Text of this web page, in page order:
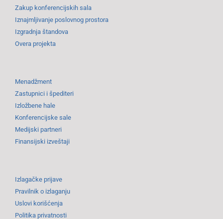
Zakup konferencijskih sala
Iznajmljivanje poslovnog prostora
Izgradnja štandova
Overa projekta
Menadžment
Zastupnici i špediteri
Izložbene hale
Konferencijske sale
Medijski partneri
Finansijski izveštaji
Izlagačke prijave
Pravilnik o izlaganju
Uslovi korišćenja
Politika privatnosti